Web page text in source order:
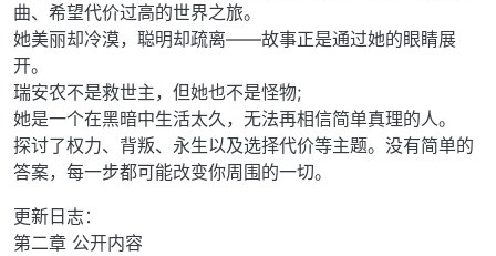
曲、希望代价过高的世界之旅。
她美丽却冷漠，聪明却疏离——故事正是通过她的眼睛展
开。
瑞安农不是救世主，但她也不是怪物;
她是一个在黑暗中生活太久，无法再相信简单真理的人。
探讨了权力、背叛、永生以及选择代价等主题。没有简单的
答案，每一步都可能改变你周围的一切。
更新日志：
第二章 公开内容